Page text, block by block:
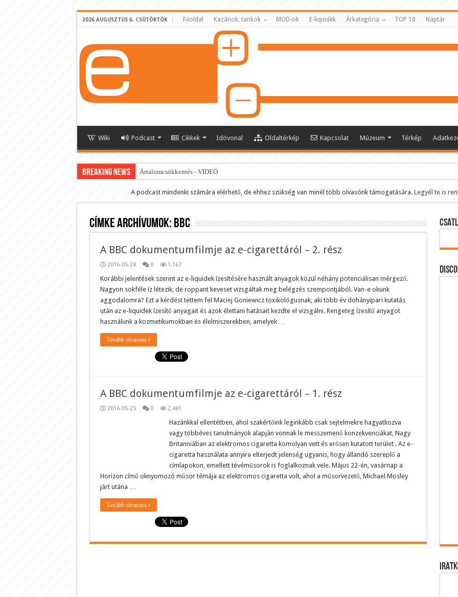
2026 AUGUSZTUS 6. CSÜTÖRTÖK Főoldal Kazánok, tankok MOD-ok E-liquidek Árkategória TOP 10 Naptár
Wiki Podcast Cikkek Idövonal Oldaltérkép Kapcsolat Múzeum Térkép
BREAKING NEWS Ártalomcsökkentés - VIDEÓ
E-cigi használati szokások 2.0
Android Podcast alkalmazás letöltése
Párásító podcast lejátszási lista
A podcast mindenki számára elérhető, de ehhez szükség van minél több olvasónk támogatására. Legyél te is
Címke archívumok: bbc
A BBC dokumentumfilmje az e-cigarettáról – 2. rész
2016-05-28 0 1,167
Korábbi jelentések szerint az e-liquidek ízesítésére használt anyagok közül néhány potenciálisan mérgező.
Nagyon sokféle íz létezik, de roppant keveset vizsgáltak meg belégzés szempontjából. Van-e okunk
aggodalomra? Ezt a kérdést tettem fel Maciej Goniewicz toxikológusnak, aki több év dohányipari kutatás
után az e-liquidek ízesítő anyagait és azok élettani hatásait kezdte el vizsgálni. Rengeteg ízesítő anyagot
használunk a kozmetikumokban és élelmiszerekben, amelyek …
Tovább olvasom »
A BBC dokumentumfilmje az e-cigarettáról – 1. rész
2016-05-25 0 2,481
Hazánkkal ellentétben, ahol szakértőink leginkább csak sejtelmekre hagyatkozva
vagy többéves tanulmányok alapján vonnak le messzemenő konzekvenciákat, Nagy
Britanniában az elektromos cigaretta komolyan vett és erősen kutatott terület . Az e-
cigaretta használata annyira elterjedt jelenség ugyanis, hogy állandó szereplő a
címlapokon, emellett tévéműsorok is foglalkoznak vele. Május 22-én, vasárnap a
Horizon című oknyomozó műsor témája az elektromos cigaretta volt, ahol a műsorvezető, Michael Mosley
járt utána …
Tovább olvasom »